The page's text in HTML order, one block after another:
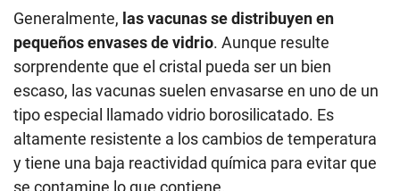
Generalmente, las vacunas se distribuyen en
pequeños envases de vidrio. Aunque resulte
sorprendente que el cristal pueda ser un bien
escaso, las vacunas suelen envasarse en uno de un
tipo especial llamado vidrio borosilicatado. Es
altamente resistente a los cambios de temperatura
y tiene una baja reactividad química para evitar que
se contamine lo que contiene.